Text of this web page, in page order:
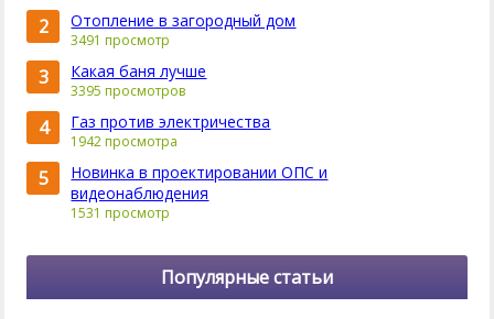
2 Отопление в загородный дом
3491 просмотр
3 Какая баня лучше
3395 просмотров
4 Газ против электричества
1942 просмотра
5
Новинка в проектировании ОПС и
видеонаблюдения
1531 просмотр
Популярные статьи